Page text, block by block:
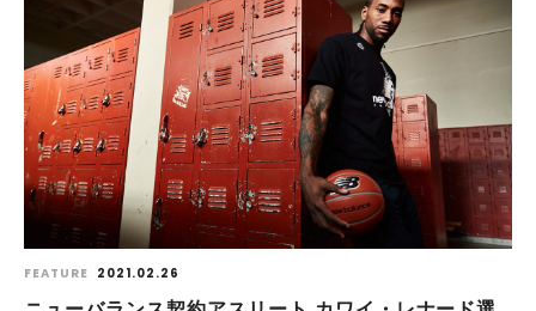
FEATURE 2021.02.26